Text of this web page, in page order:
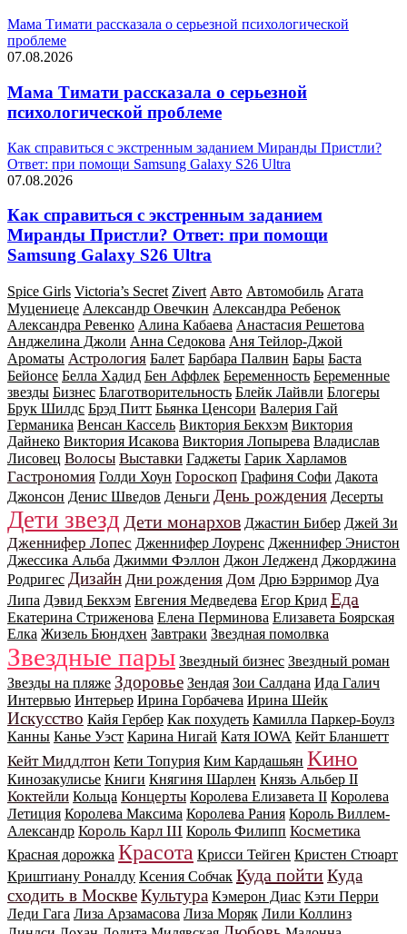
Мама Тимати рассказала о серьезной психологической
проблеме
07.08.2026
Мама Тимати рассказала о серьезной
психологической проблеме
Как справиться с экстренным заданием Миранды Пристли?
Ответ: при помощи Samsung Galaxy S26 Ultra
07.08.2026
Как справиться с экстренным заданием
Миранды Пристли? Ответ: при помощи
Samsung Galaxy S26 Ultra
Spice Girls Victoria’s Secret Zivert Авто Автомобиль Агата
Муцениеце Александр Овечкин Александра Ребенок
Александра Ревенко Алина Кабаева Анастасия Решетова
Анджелина Джоли Анна Седокова Аня Тейлор-Джой
Ароматы Астрология Балет Барбара Палвин Бары Баста
Бейонсе Белла Хадид Бен Аффлек Беременность Беременные
звезды Бизнес Благотворительность Блейк Лайвли Блогеры
Брук Шилдс Брэд Питт Бьянка Ценсори Валерия Гай
Германика Венсан Кассель Виктория Бекхэм Виктория
Дайнеко Виктория Исакова Виктория Лопырева Владислав
Лисовец Волосы Выставки Гаджеты Гарик Харламов
Гастрономия Голди Хоун Гороскоп Графиня Софи Дакота
Джонсон Денис Шведов Деньги День рождения Десерты
Дети звезд Дети монархов Джастин Бибер Джей Зи
Дженнифер Лопес Дженнифер Лоуренс Дженнифер Энистон
Джессика Альба Джимми Фэллон Джон Ледженд Джорджина
Родригес Дизайн Дни рождения Дом Дрю Бэрримор Дуа
Липа Дэвид Бекхэм Евгения Медведева Егор Крид Еда
Екатерина Стриженова Елена Перминова Елизавета Боярская
Елка Жизель Бюндхен Завтраки Звездная помолвка
Звездные пары Звездный бизнес Звездный роман
Звезды на пляже Здоровье Зендая Зои Салдана Ида Галич
Интервью Интерьер Ирина Горбачева Ирина Шейк
Искусство Кайя Гербер Как похудеть Камилла Паркер-Боулз
Канны Канье Уэст Карина Нигай Катя IOWA Кейт Бланшетт
Кейт Миддлтон Кети Топурия Ким Кардашьян Кино
Кинозакулисье Книги Княгиня Шарлен Князь Альбер II
Коктейли Кольца Концерты Королева Елизавета II Королева
Летиция Королева Максима Королева Рания Король Виллем-
Александр Король Карл III Король Филипп Косметика
Красная дорожка Красота Крисси Тейген Кристен Стюарт
Криштиану Роналду Ксения Собчак Куда пойтиКуда
сходить в МосквеКультура Кэмерон Диас Кэти Перри
Леди Гага Лиза Арзамасова Лиза Моряк Лили Коллинз